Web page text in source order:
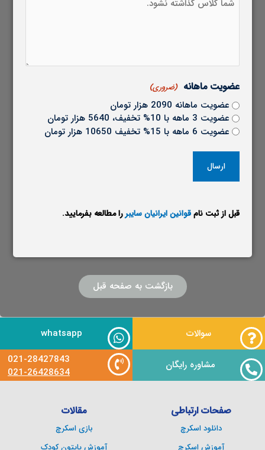
عضویت ماهانه (ضروری)
عضویت ماهانه 2090 هزار تومان
عضویت 3 ماهه با 10% تخفیف، 5640 هزار تومان
عضویت 6 ماهه با 15% تخفیف 10650 هزار تومان
قبل از ثبت نام قوانین ایرانیان سایبر را مطالعه بفرمایید.
بازگشت به صفحه قبل
سوالات whatsapp
مشاوره رایگان
021-28427843
021-26428634
صفحات ارتباطی
دانلود اسکرچ
مقالات
بازی اسکرچ